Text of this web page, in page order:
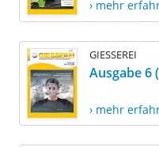
› mehr
GIESSEREI
Ausgabe 6
› mehr